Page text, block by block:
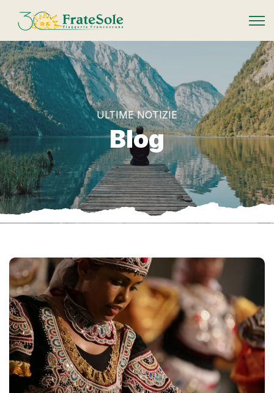
FrateSole Viaggeria Francescana
ULTIME NOTIZIE
Blog